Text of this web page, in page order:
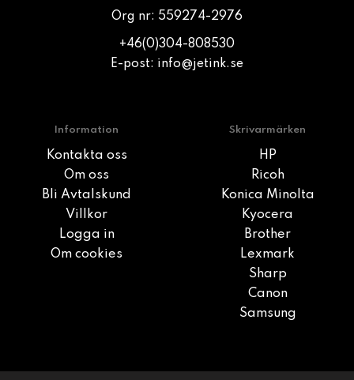
Org nr: 559274-2976
+46(0)304-808530
E-post: info@jetink.se
Information
Kontakta oss
Om oss
Bli Avtalskund
Villkor
Logga in
Om cookies
Skrivarmärken
HP
Ricoh
Konica Minolta
Kyocera
Brother
Lexmark
Sharp
Canon
Samsung